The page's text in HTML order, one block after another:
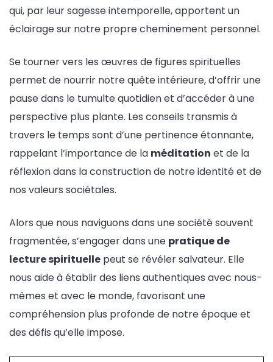
qui, par leur sagesse intemporelle, apportent un
éclairage sur notre propre cheminement personnel.
Se tourner vers les œuvres de figures spirituelles
permet de nourrir notre quête intérieure, d’offrir une
pause dans le tumulte quotidien et d’accéder à une
perspective plus plante. Les conseils transmis à
travers le temps sont d’une pertinence étonnante,
rappelant l’importance de la méditation et de la
réflexion dans la construction de notre identité et de
nos valeurs sociétales.
Alors que nous naviguons dans une société souvent
fragmentée, s’engager dans une pratique de
lecture spirituelle peut se révéler salvateur. Elle
nous aide à établir des liens authentiques avec nous-
mêmes et avec le monde, favorisant une
compréhension plus profonde de notre époque et
des défis qu’elle impose.